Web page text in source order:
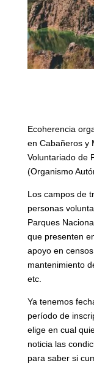
Ecoherencia
en Cabañeros y
Voluntariado de
(Organismo
Los campos de
personas
Parques
que presenten
apoyo en
mantenimiento
etc.
Ya tenemos
período de
elige en cual
noticia las
para saber si